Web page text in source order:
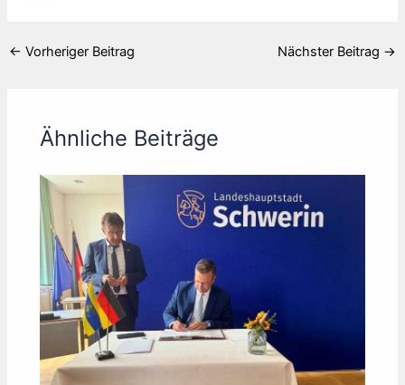
← Vorheriger Beitrag Nächster Beitrag →
Ähnliche Beiträge